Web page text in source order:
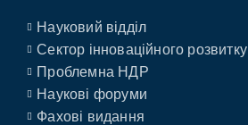
Науковий відділ
Сектор інноваційного розвитку
Проблемна НДР
Наукові форуми
Фахові видання